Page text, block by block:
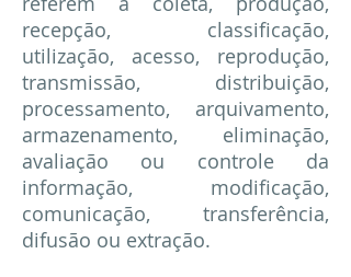
recepção, classificação,
utilização, acesso, reprodução,
transmissão, distribuição,
processamento, arquivamento,
armazenamento, eliminação,
avaliação ou controle da
informação, modificação,
comunicação, transferência,
difusão ou extração.